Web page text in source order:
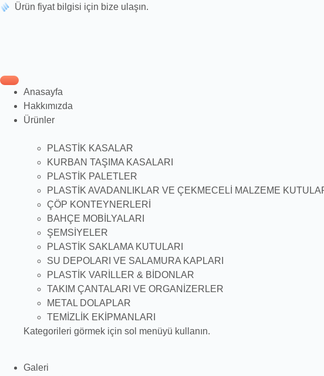
Ürün fiyat bilgisi için bize ulaşın.
Anasayfa
Hakkımızda
Ürünler
PLASTİK KASALAR
KURBAN TAŞIMA KASALARI
PLASTİK PALETLER
PLASTİK AVADANLIKLAR VE ÇEKMECELİ MALZEME
ÇÖP KONTEYNERLERİ
BAHÇE MOBİLYALARI
ŞEMSİYELER
PLASTİK SAKLAMA KUTULARI
SU DEPOLARI VE SALAMURA KAPLARI
PLASTİK VARİLLER & BİDONLAR
TAKIM ÇANTALARI VE ORGANİZERLER
METAL DOLAPLAR
TEMİZLİK EKİPMANLARI
Kategorileri görmek için sol menüyü kullanın.
Galeri